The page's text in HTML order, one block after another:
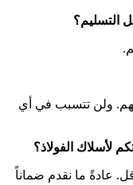
التسليم؟
ولن تتسبب في أي
لأسلاك الفولاذ؟
عادةً ما نقدم ضماناً